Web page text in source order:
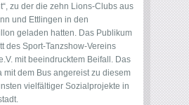
zu der die zehn Lions-Clubs aus
und Ettlingen in den
geladen hatten. Das Publikum
des Sport-Tanzshow-Vereins
mit beeindrucktem Beifall. Das
mit dem Bus angereist zu diesem
vielfältiger Sozialprojekte in